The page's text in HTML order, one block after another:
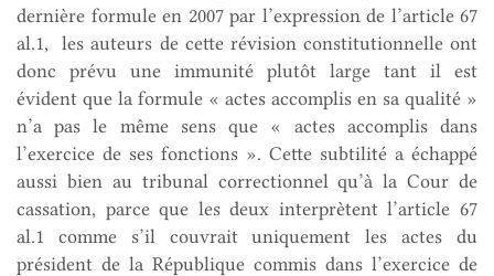
dernière formule en 2007 par l’expression de l’article 67
al.1, les auteurs de cette révision constitutionnelle ont
donc prévu une immunité plutôt large tant il est
évident que la formule « actes accomplis en sa qualité »
n’a pas le même sens que « actes accomplis dans
l’exercice de ses fonctions ». Cette subtilité a échappé
aussi bien au tribunal correctionnel qu’à la Cour de
cassation, parce que les deux interprètent l’article 67
al.1 comme s’il couvrait uniquement les actes du
président de la République commis dans l’exercice de